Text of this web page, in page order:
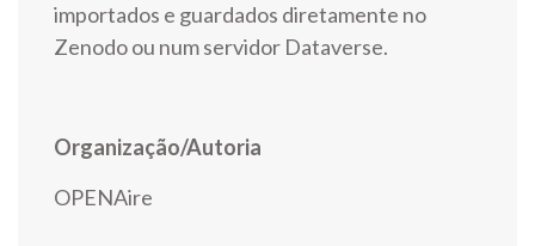
importados e guardados diretamente no
Zenodo ou num servidor Dataverse.
Organização/Autoria
OPENAire